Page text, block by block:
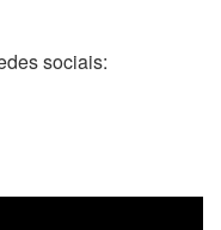
sociais: